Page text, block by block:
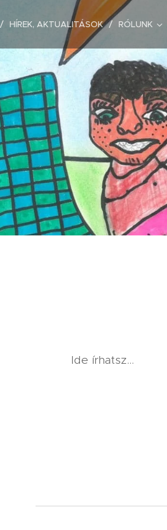
HÍREK, AKTUALITÁSOK RÓLUNK
Ide írhatsz...